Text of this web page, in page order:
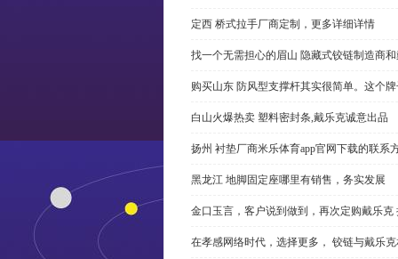
定西 桥式拉手厂商定制，更多详细详情
找一个无需担心的眉山 隐藏式铰链制造商
购买山东 防风型支撑杆其实很简单。这个
白山火爆热卖 塑料密封条,戴乐克诚意出品
扬州 衬垫厂商米乐体育app官网下载的联系
黑龙江 地脚固定座哪里有销售，务实发展
金口玉言，客户说到做到，再次定购戴乐克
在孝感网络时代，选择更多， 铰链与戴乐